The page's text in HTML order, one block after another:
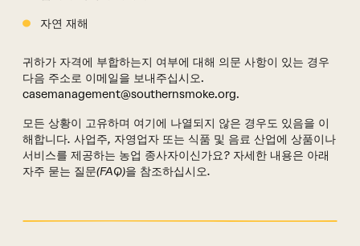
자연 재해
귀하가 자격에 부합하는지 여부에 대해 의문 사항이 있는 경우
다음 주소로 이메일을 보내주십시오.
casemanagement@southernsmoke.org.
모든 상황이 고유하며 여기에 나열되지 않은 경우도 있음을 이
해합니다. 사업주, 자영업자 또는 식품 및 음료 산업에 상품이나
서비스를 제공하는 농업 종사자이신가요? 자세한 내용은 아래
자주 묻는 질문(FAQ)을 참조하십시오.